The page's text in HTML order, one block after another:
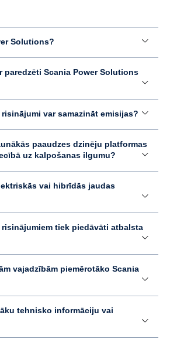
Solutions?
paredzēti Scania Power Solutions
var samazināt emisijas?
paaudzes dzinēju platformas
uz kalpošanas ilgumu?
vai hibrīdās jaudas
risinājumiem tiek piedāvāti atbalsta
vajadzībām piemērotāko Scania
tehnisko informāciju vai